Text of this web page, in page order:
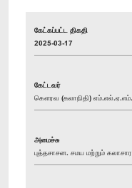
கேட்கப்பட்ட திகதி
2025-03-17
கேட்டவர்
கௌரவ (கலாநிதி)
அமைச்சு
புத்தசாசன. சமய மற்றும்